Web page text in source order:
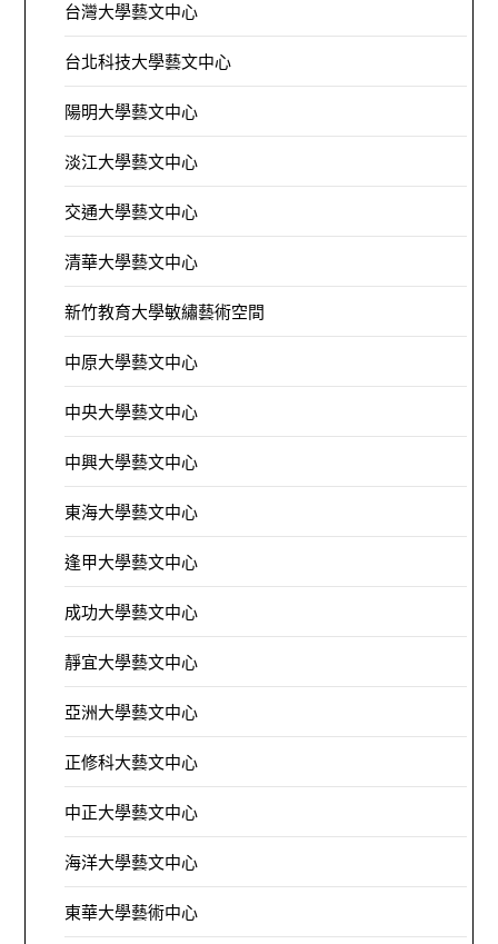
台灣大學藝文中心
台北科技大學藝文中心
陽明大學藝文中心
淡江大學藝文中心
交通大學藝文中心
清華大學藝文中心
新竹教育大學敏繡藝術空間
中原大學藝文中心
中央大學藝文中心
中興大學藝文中心
東海大學藝文中心
逢甲大學藝文中心
成功大學藝文中心
靜宜大學藝文中心
亞洲大學藝文中心
正修科大藝文中心
中正大學藝文中心
海洋大學藝文中心
東華大學藝術中心